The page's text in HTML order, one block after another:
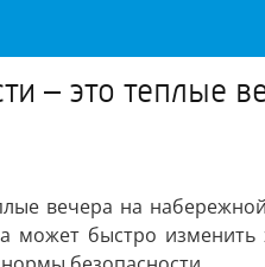
– это теплые
вечера на
может быстро